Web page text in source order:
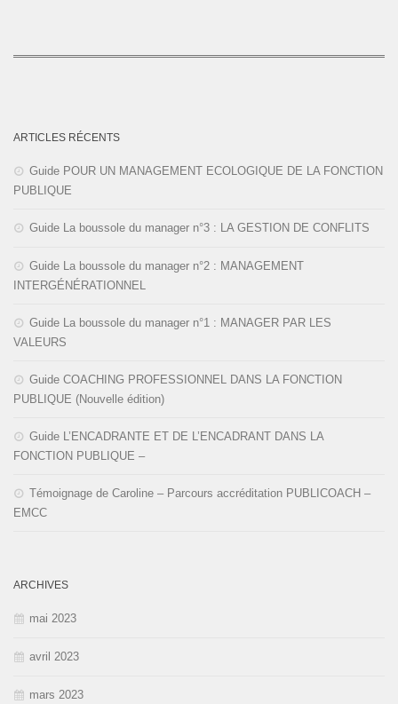
ARTICLES RÉCENTS
Guide POUR UN MANAGEMENT ECOLOGIQUE DE LA FONCTION
PUBLIQUE
Guide La boussole du manager n°3 : LA GESTION DE CONFLITS
Guide La boussole du manager n°2 : MANAGEMENT
INTERGÉNÉRATIONNEL
Guide La boussole du manager n°1 : MANAGER PAR LES
VALEURS
Guide COACHING PROFESSIONNEL DANS LA FONCTION
PUBLIQUE (Nouvelle édition)
Guide L’ENCADRANTE ET DE L’ENCADRANT DANS LA
FONCTION PUBLIQUE –
Témoignage de Caroline – Parcours accréditation PUBLICOACH –
EMCC
ARCHIVES
mai 2023
avril 2023
mars 2023